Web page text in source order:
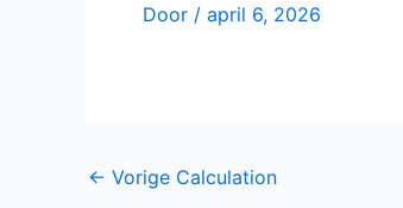
Door / april 6, 2026
← Vorige Calculation